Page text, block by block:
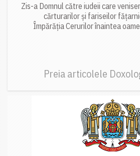
Zis-a Domnul către iudeii care
cărturarilor și fariseilor
Împărăția Cerurilor înaintea
Preia articolele